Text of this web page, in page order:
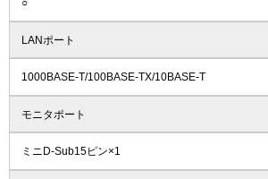
○
LANポート
1000BASE-T/100BASE-TX/10BASE-T
モニタポート
ミニD-Sub15ピン×1